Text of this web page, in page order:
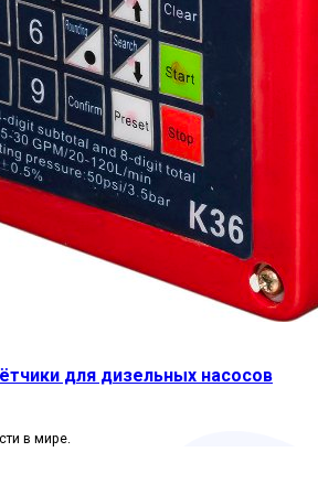
для дизельных насосов
в мире.